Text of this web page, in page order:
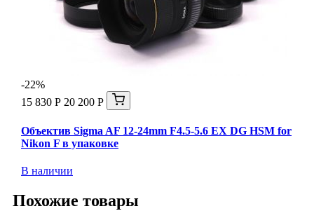
-22%
15 830 Р 20 200 Р
Объектив Sigma AF 12-24mm F4.5-5.6 EX DG HSM for
Nikon F в упаковке
В наличии
Похожие товары